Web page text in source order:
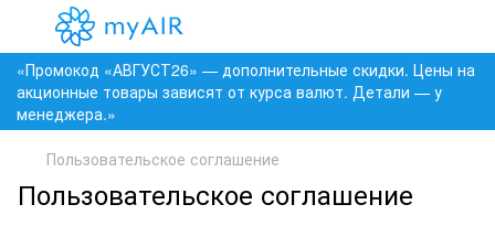
«Промокод «АВГУСТ26» — дополнительные скидки. Цены на
акционные товары зависят от курса валют. Детали — у
менеджера.»
Пользовательское соглашение
Пользовательское соглашение